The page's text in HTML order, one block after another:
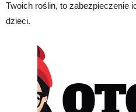
Twoich roślin, to zabezpieczenie
dzieci.